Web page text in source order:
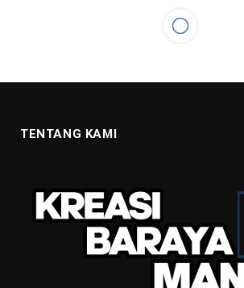
Perca Jadi Rupiah